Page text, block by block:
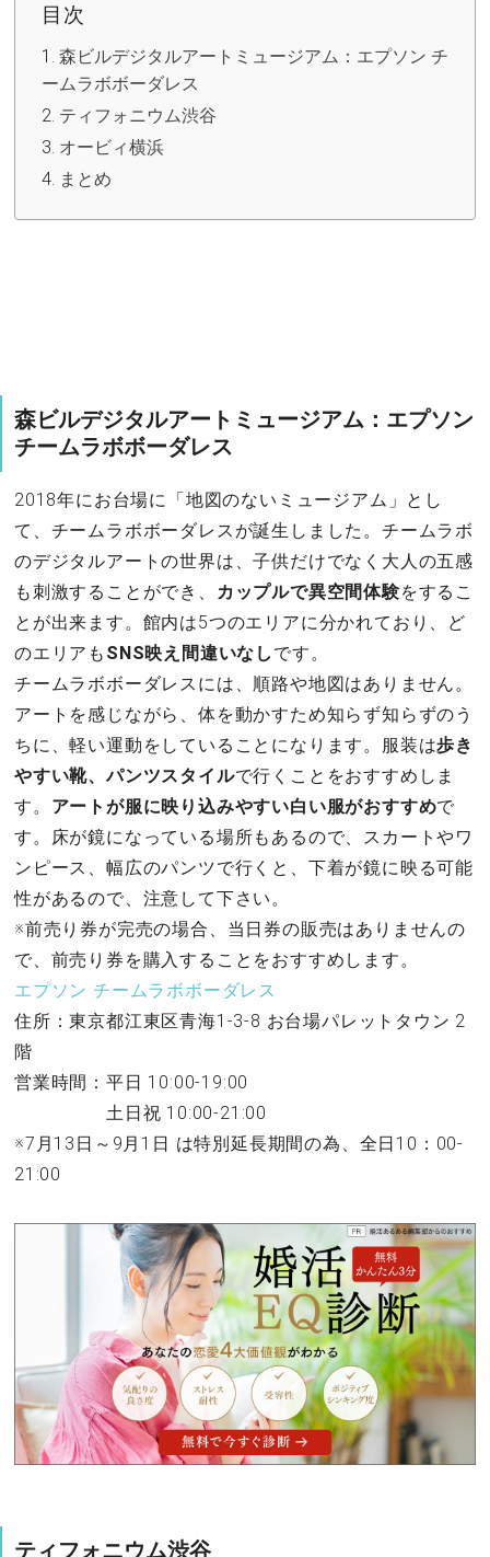
目次
森ビルデジタルアートミュージアム：エプソン チ
ームラボボーダレス
ティフォニウム渋谷
オービィ横浜
まとめ
森ビルデジタルアートミュージアム：エプソン
チームラボボーダレス
2018年にお台場に「地図のないミュージアム」とし
て、チームラボボーダレスが誕生しました。チームラボ
のデジタルアートの世界は、子供だけでなく大人の五感
も刺激することができ、 カップルで異空間体験をするこ
とが出来ます。館内は5つのエリアに分かれており、ど
のエリアも SNS映え間違いなし です。
チームラボボーダレスには、順路や地図はありません。
アートを感じながら、体を動かすため知らず知らずのう
ちに、軽い運動をしていることになります。服装は歩き
やすい靴、パンツスタイルで行くことをおすすめしま
す。 アートが服に映り込みやすい白い服がおすすめで
す。床が鏡になっている場所もあるので、スカートやワ
ンピース、幅広のパンツで行くと、下着が鏡に映る可能
性があるので、注意して下さい。
※前売り券が完売の場合、当日券の販売はありませんの
で、前売り券を購入することをおすすめします。
エプソン チームラボボーダレス
住所：東京都江東区青海1-3-8 お台場パレットタウン 2
階
営業時間：平日 10:00-19:00
土日祝 10:00-21:00
※7月13日～9月1日 は特別延長期間の為、全日10：00-
21:00
ティフォニウム渋谷